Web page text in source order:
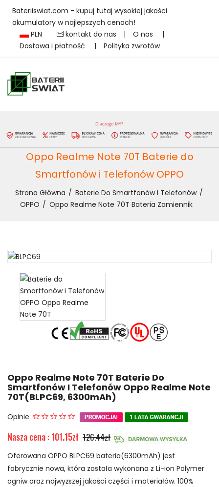
Bateriiswiat.com - kupuj tutaj wysokiej jakości
akumulatory w najlepszych cenach!
PLN
kontakt do nas | O nas
|
Dostawa i płatność
| Polityka zwrotów
Oppo Realme Note 70T Baterie do
Smartfonów i Telefonów OPPO
Strona Główna
Baterie Do Smartfonów I Telefonów
OPPO
Oppo Realme Note 70T Bateria Zamiennik
Oppo Realme Note 70T Baterie Do
Smartfonów I Telefonów Oppo Realme Note
70T(BLPC69, 6300mAh)
Opinie:
Nasza cena : 101.15zł 126.44zł
Oferowana OPPO BLPC69 bateria(6300mAh) jest
fabrycznie nowa, która została wykonana z Li-ion Polymer
ogniw oraz najwyższej jakości części i materiałów. 100%